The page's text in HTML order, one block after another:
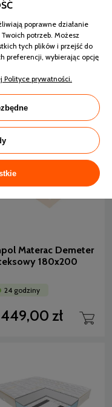
Materac Demeter
140x200
zł
Materac Demeter
180x200
24 godziny
zł
poprawne działanie
potrzeb. Możesz
tych plików i przejść do
preferencji, wybierając opcję
Polityce prywatności.